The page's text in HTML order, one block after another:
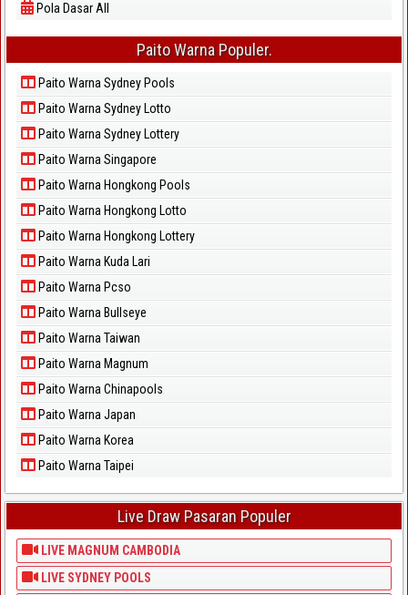
Pola Dasar All
Paito Warna Populer.
Paito Warna Sydney Pools
Paito Warna Sydney Lotto
Paito Warna Sydney Lottery
Paito Warna Singapore
Paito Warna Hongkong Pools
Paito Warna Hongkong Lotto
Paito Warna Hongkong Lottery
Paito Warna Kuda Lari
Paito Warna Pcso
Paito Warna Bullseye
Paito Warna Taiwan
Paito Warna Magnum
Paito Warna Chinapools
Paito Warna Japan
Paito Warna Korea
Paito Warna Taipei
Live Draw Pasaran Populer
LIVE MAGNUM CAMBODIA
LIVE SYDNEY POOLS